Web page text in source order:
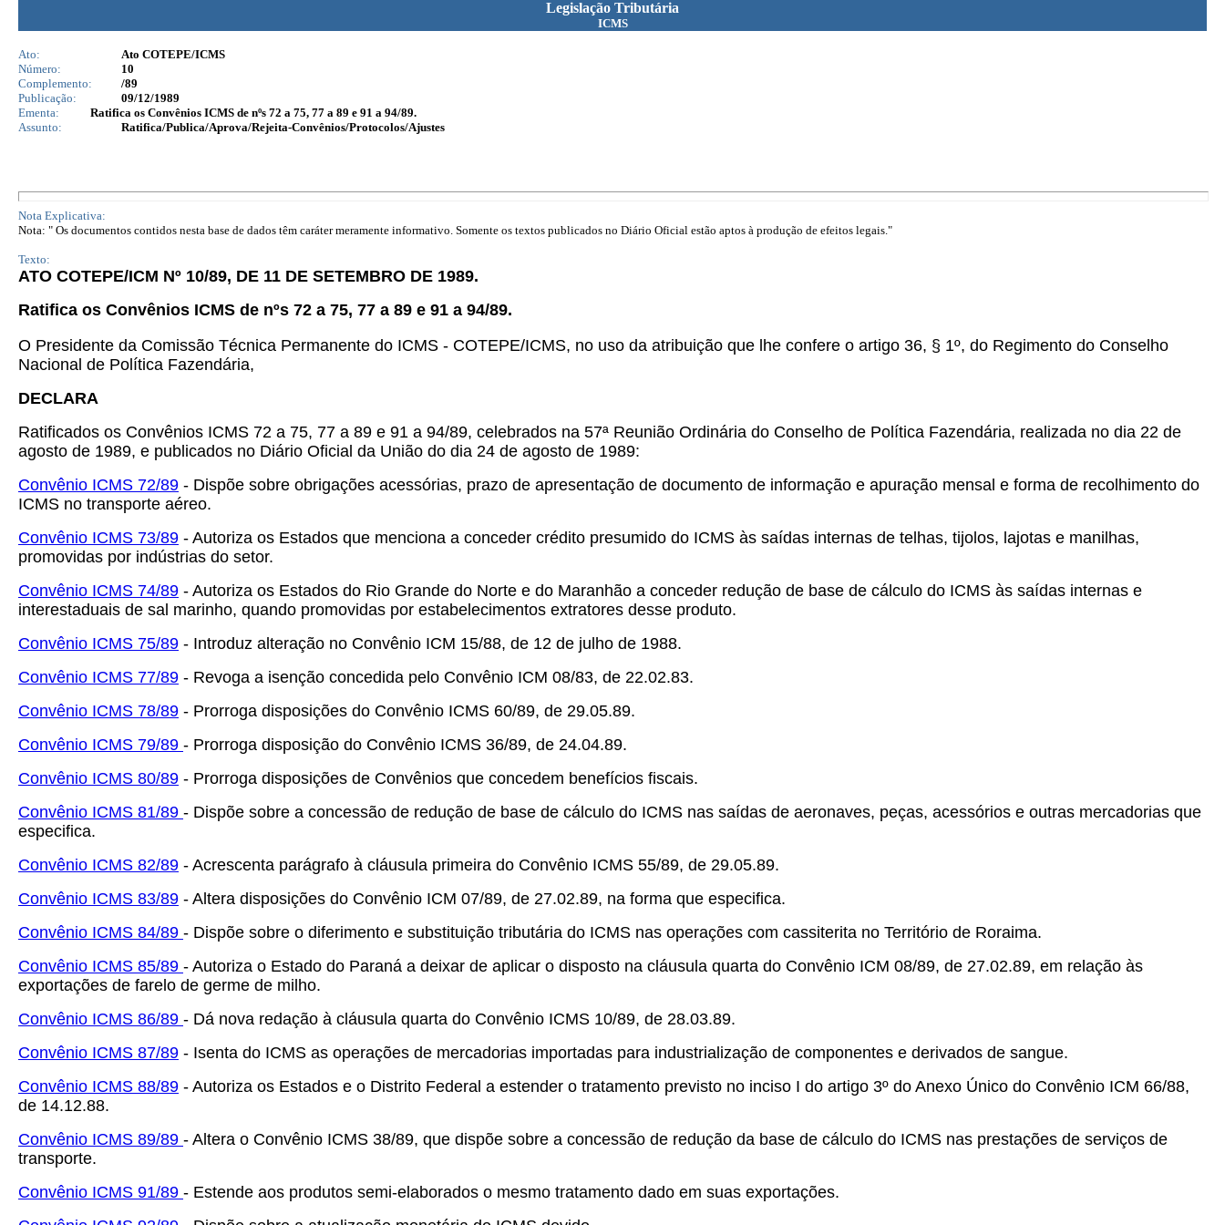
Legislação Tributária
ICMS
Ato:
Ato COTEPE/ICMS
Número:
10
Complemento:
/89
Publicação:
09/12/1989
Ementa:
Ratifica os Convênios ICMS de nºs 72 a 75, 77 a 89 e 91 a 94/89.
Assunto:
Ratifica/Publica/Aprova/Rejeita-Convênios/Protocolos/Ajustes
Nota Explicativa:
Nota: " Os documentos contidos nesta base de dados têm caráter meramente informativo. Somente os textos publicados no Diário Oficial estão aptos à produção de efeitos legais."
Texto:
ATO COTEPE/ICM Nº 10/89, DE 11 DE SETEMBRO DE 1989.
Ratifica os Convênios ICMS de nºs 72 a 75, 77 a 89 e 91 a 94/89.
O Presidente da Comissão Técnica Permanente do ICMS - COTEPE/ICMS, no uso da atribuição que lhe confere o artigo 36, § 1º, do Regimento do Conselho
Nacional de Política Fazendária,
DECLARA
Ratificados os Convênios ICMS 72 a 75, 77 a 89 e 91 a 94/89, celebrados na 57ª Reunião Ordinária do Conselho de Política Fazendária, realizada no dia 22 de
agosto de 1989, e publicados no Diário Oficial da União do dia 24 de agosto de 1989:
Convênio ICMS 72/89 - Dispõe sobre obrigações acessórias, prazo de apresentação de documento de informação e apuração mensal e forma de recolhimento do
ICMS no transporte aéreo.
Convênio ICMS 73/89 - Autoriza os Estados que menciona a conceder crédito presumido do ICMS às saídas internas de telhas, tijolos, lajotas e manilhas,
promovidas por indústrias do setor.
Convênio ICMS 74/89 - Autoriza os Estados do Rio Grande do Norte e do Maranhão a conceder redução de base de cálculo do ICMS às saídas internas e
interestaduais de sal marinho, quando promovidas por estabelecimentos extratores desse produto.
Convênio ICMS 75/89 - Introduz alteração no Convênio ICM 15/88, de 12 de julho de 1988.
Convênio ICMS 77/89 - Revoga a isenção concedida pelo Convênio ICM 08/83, de 22.02.83.
Convênio ICMS 78/89 - Prorroga disposições do Convênio ICMS 60/89, de 29.05.89.
Convênio ICMS 79/89 - Prorroga disposição do Convênio ICMS 36/89, de 24.04.89.
Convênio ICMS 80/89 - Prorroga disposições de Convênios que concedem benefícios fiscais.
Convênio ICMS 81/89 - Dispõe sobre a concessão de redução de base de cálculo do ICMS nas saídas de aeronaves, peças, acessórios e outras mercadorias que
especifica.
Convênio ICMS 82/89 - Acrescenta parágrafo à cláusula primeira do Convênio ICMS 55/89, de 29.05.89.
Convênio ICMS 83/89 - Altera disposições do Convênio ICM 07/89, de 27.02.89, na forma que especifica.
Convênio ICMS 84/89 - Dispõe sobre o diferimento e substituição tributária do ICMS nas operações com cassiterita no Território de Roraima.
Convênio ICMS 85/89 - Autoriza o Estado do Paraná a deixar de aplicar o disposto na cláusula quarta do Convênio ICM 08/89, de 27.02.89, em relação às
exportações de farelo de germe de milho.
Convênio ICMS 86/89 - Dá nova redação à cláusula quarta do Convênio ICMS 10/89, de 28.03.89.
Convênio ICMS 87/89 - Isenta do ICMS as operações de mercadorias importadas para industrialização de componentes e derivados de sangue.
Convênio ICMS 88/89 - Autoriza os Estados e o Distrito Federal a estender o tratamento previsto no inciso I do artigo 3º do Anexo Único do Convênio ICM 66/88,
de 14.12.88.
Convênio ICMS 89/89 - Altera o Convênio ICMS 38/89, que dispõe sobre a concessão de redução da base de cálculo do ICMS nas prestações de serviços de
transporte.
Convênio ICMS 91/89 - Estende aos produtos semi-elaborados o mesmo tratamento dado em suas exportações.